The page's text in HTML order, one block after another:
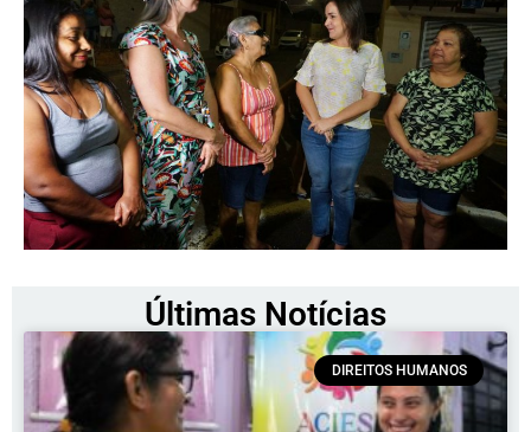
Últimas Notícias
DIREITOS HUMANOS